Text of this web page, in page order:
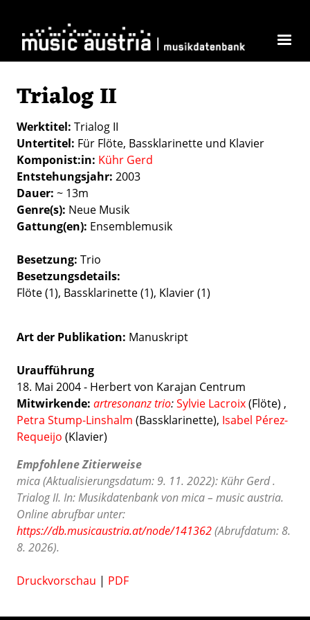
Trialog II
Werktitel Trialog II
Untertitel Für Flöte, Bassklarinette und Klavier
Komponist:in Kühr Gerd
Entstehungsjahr 2003
Dauer ~ 13m
Genre(s) Neue Musik
Gattung(en) Ensemblemusik
Besetzung Trio
Besetzungsdetails
Flöte (1), Bassklarinette (1), Klavier (1)
Art der Publikation Manuskript
Uraufführung
18. Mai 2004 - Herbert von Karajan Centrum
Mitwirkende: artresonanz trio:Sylvie Lacroix(Flöte) ,
Petra Stump-Linshalm (Bassklarinette), Isabel Pérez-
Requeijo (Klavier)
Empfohlene Zitierweise
mica (Aktualisierungsdatum: 9. 11. 2022): Kühr Gerd .
Trialog II. In: Musikdatenbank von mica – music austria.
Online abrufbar unter:
https://db.musicaustria.at/node/141362(Abrufdatum: 8.
8. 2026).
Druckvorschau | PDF